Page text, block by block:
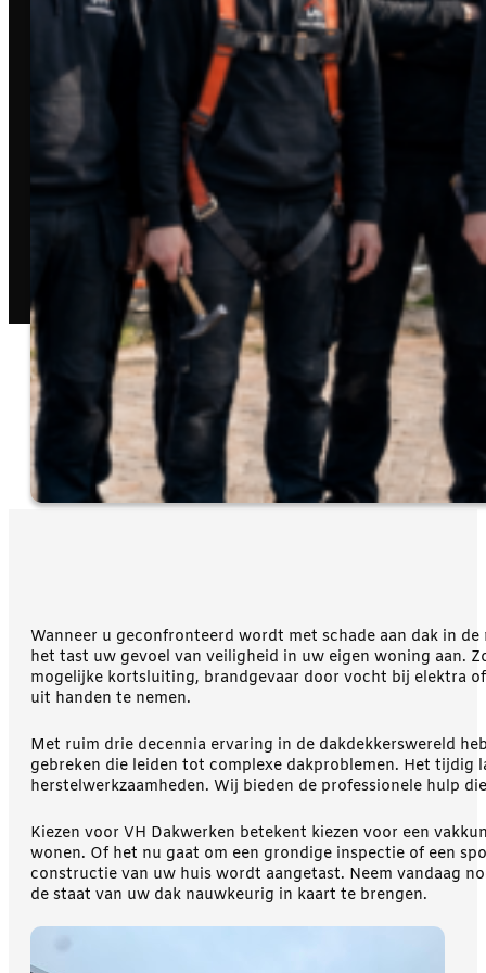
Wanneer u geconfronteerd wordt met schade aan dak in
het tast uw gevoel van veiligheid in uw eigen woning aan.
mogelijke kortsluiting, brandgevaar door vocht bij elektra
uit handen te nemen.
Met ruim drie decennia ervaring in de dakdekkerswereld
gebreken die leiden tot complexe dakproblemen. Het tijdig
herstelwerkzaamheden. Wij bieden de professionele hulp
Kiezen voor VH Dakwerken betekent kiezen voor een
wonen. Of het nu gaat om een grondige inspectie of een
constructie van uw huis wordt aangetast. Neem vandaag
de staat van uw dak nauwkeurig in kaart te brengen.